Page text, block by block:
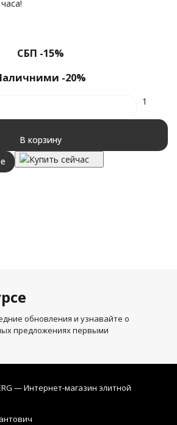
СБП -15%
-20%
1
В корзину
Купить сейчас
обновления и узнавайте о
предложениях первыми
— Интернет-магазин элитной